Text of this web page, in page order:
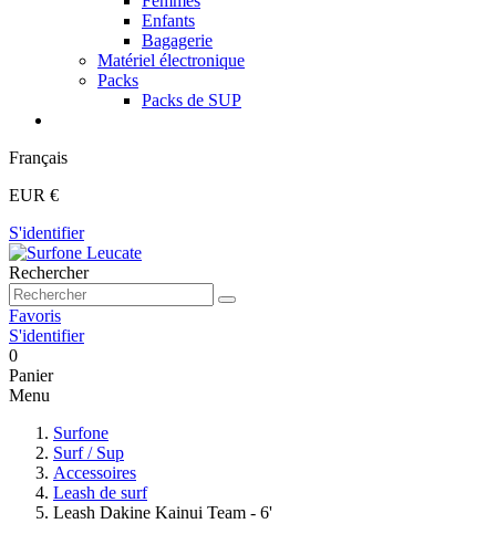
Enfants
Bagagerie
Matériel électronique
Packs
Packs de SUP
Français
EUR €
S'identifier
Rechercher
Favoris
S'identifier
0
Panier
Menu
Surfone
Surf / Sup
Accessoires
Leash de surf
Leash Dakine Kainui Team - 6'